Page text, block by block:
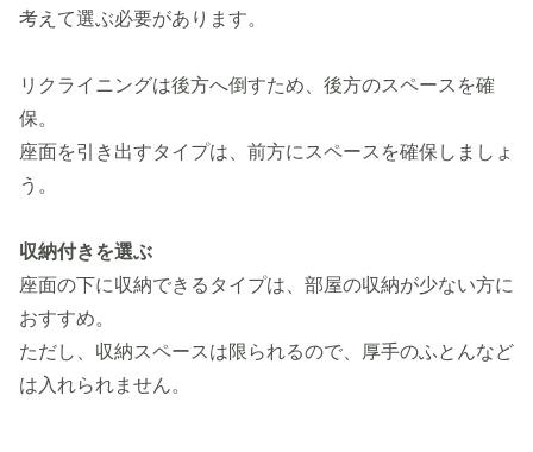
考えて選ぶ必要があります。
リクライニングは後方へ倒すため、後方のスペースを確
保。
座面を引き出すタイプは、前方にスペースを確保しましょ
う。
収納付きを選ぶ
座面の下に収納できるタイプは、部屋の収納が少ない方に
おすすめ。
ただし、収納スペースは限られるので、厚手のふとんなど
は入れられません。